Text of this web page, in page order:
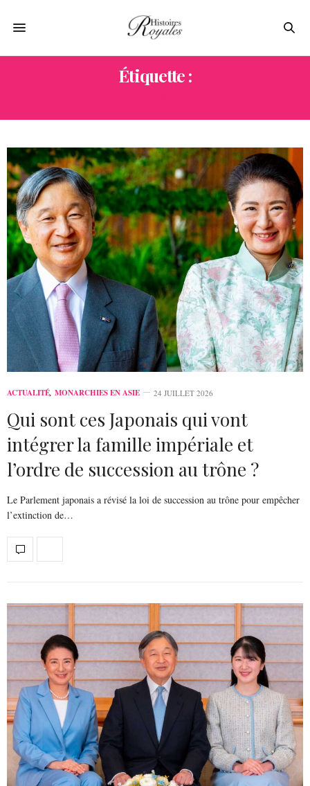
Étiquette :
ACTUALITÉ, MONARCHIES EN ASIE 24 JUILLET 2026
Qui sont ces Japonais qui vont
intégrer la famille impériale et
l’ordre de succession au trône ?
Le Parlement japonais a révisé la loi de succession au trône pour empêcher
l’extinction de…